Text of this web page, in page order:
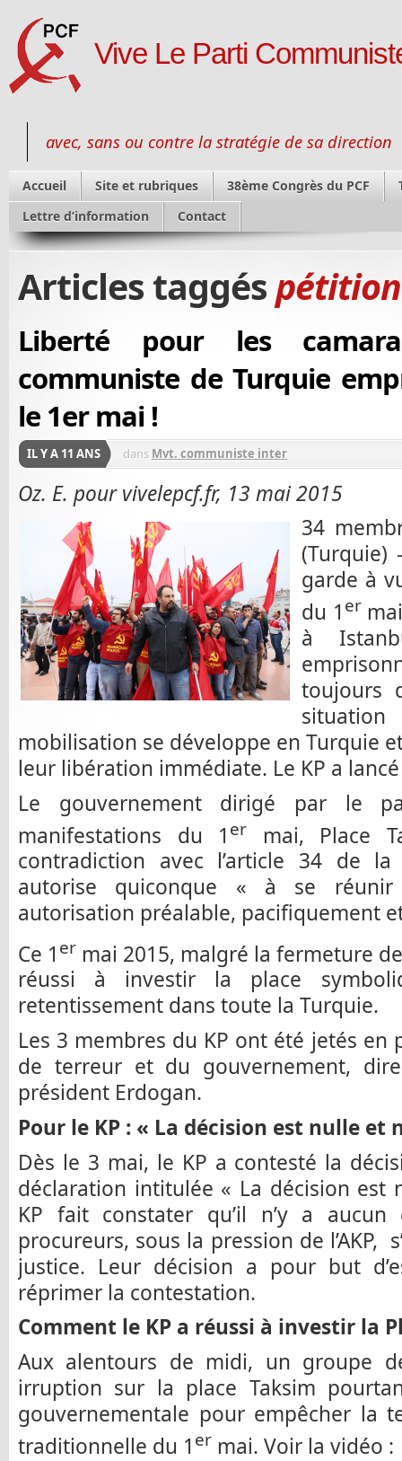
Vive Le Parti
avec, sans ou contre la stratégie de sa direction
Accueil Site et rubriques 38ème Congrès du PCF
Lettre d’information
Contact
Articles taggéspétition
Liberté pour les
communiste de Turquie
le 1er mai !
IL Y A 11 ANS dans Mvt. communiste inter
Oz. E. pour vivelepcf.fr, 13 mai 2015
34
(Turquie)
garde à
du 1 er
à
toujours
mobilisation se développe en Turquie
leur libération immédiate. Le KP a
Le gouvernement dirigé par le
manifestations du 1 er mai, Place
contradiction avec l’article 34 de
autorise quiconque « à se
autorisation préalable, pacifiquement
Ce 1 er mai 2015, malgré la fermeture
réussi à investir la place
retentissement dans toute la Turquie.
Les 3 membres du KP ont été jetés
de terreur et du gouvernement,
président Erdogan.
Pour le KP : « La décision est nulle et
Dès le 3 mai, le KP a contesté la
déclaration intitulée « La décision est
KP fait constater qu’il n’y a
procureurs, sous la pression de l’AKP,
justice. Leur décision a pour but
réprimer la contestation.
Comment le KP a réussi à investir la
Aux alentours de midi, un groupe
irruption sur la place Taksim
gouvernementale pour empêcher la
traditionnelle du 1 er mai. Voir la vidéo :